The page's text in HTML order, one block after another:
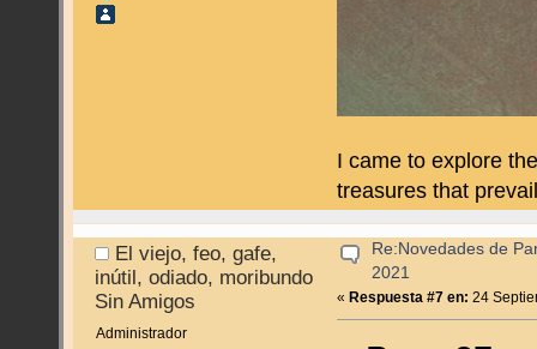
I came to explore
treasures that
El viejo, feo, gafe,
inútil, odiado, moribundo
Sin Amigos
Administrador
Re:Novedades de
2021
«Respuesta #7 en: 24